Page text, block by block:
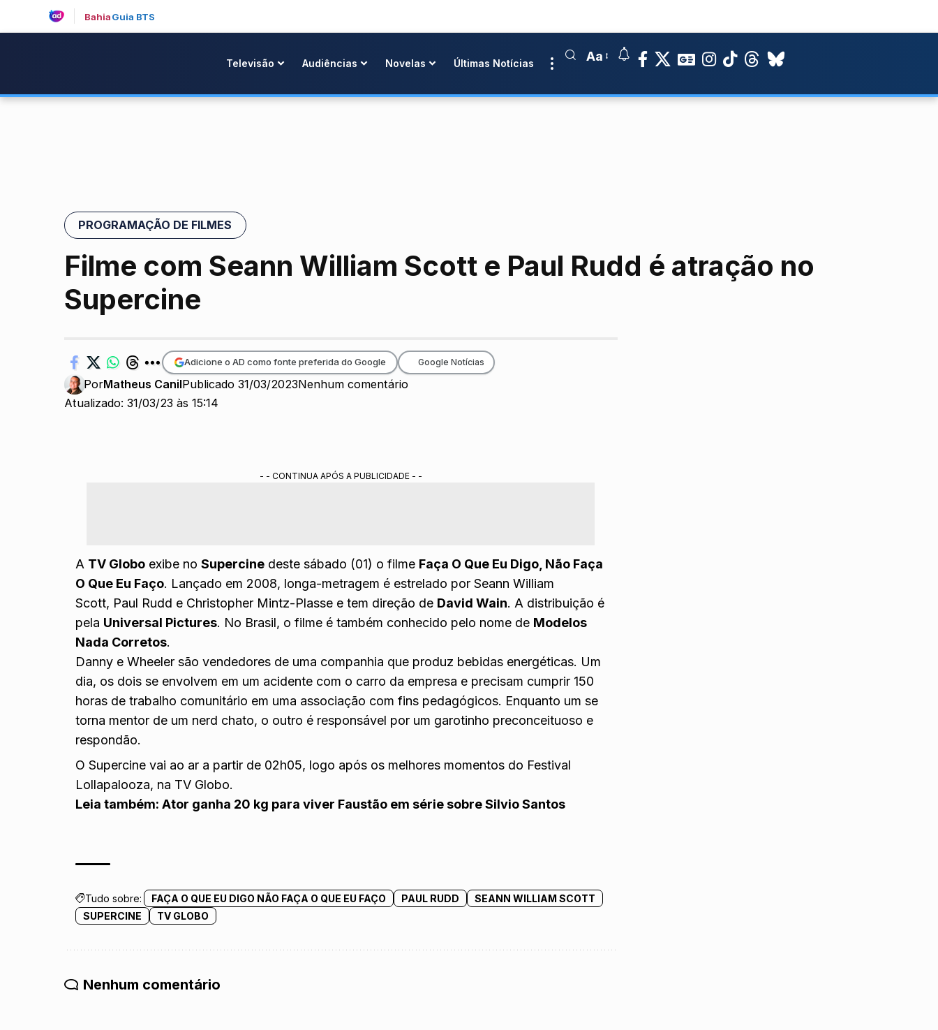
BahiaGuia BTS
Televisão Audiências Novelas Últimas Notícias Aa
PROGRAMAÇÃO DE FILMES
Filme com Seann William Scott e Paul Rudd é atração no
Supercine
Atualizado: 31/03/23 às 15:14
PorMatheus CanilPublicado 31/03/2023Nenhum comentário
Adicione o AD como fonte preferida do Google Google Notícias
- - CONTINUA APÓS A PUBLICIDADE - -
A TV Globo exibe noSupercine deste sábado (01) o filme Faça O Que Eu Digo, Não Faça
O Que Eu Faço. Lançado em 2008, longa-metragem é estrelado por Seann William
Scott, Paul Rudd e Christopher Mintz-Plasse e tem direção de David Wain. A distribuição é
pela Universal Pictures. No Brasil, o filme é também conhecido pelo nome de Modelos
Nada Corretos.
Danny e Wheeler são vendedores de uma companhia que produz bebidas energéticas. Um
dia, os dois se envolvem em um acidente com o carro da empresa e precisam cumprir 150
horas de trabalho comunitário em uma associação com fins pedagógicos. Enquanto um se
torna mentor de um nerd chato, o outro é responsável por um garotinho preconceituoso e
respondão.
O Supercine vai ao ar a partir de 02h05, logo após os melhores momentos do Festival
Lollapalooza, na TV Globo.
Leia também:Ator ganha 20 kg para viver Faustão em série sobre Silvio Santos
Tudo sobre: FAÇA O QUE EU DIGO NÃO FAÇA O QUE EU FAÇO PAUL RUDD
SEANN WILLIAM SCOTT
SUPERCINE
TV GLOBO
Nenhum comentário